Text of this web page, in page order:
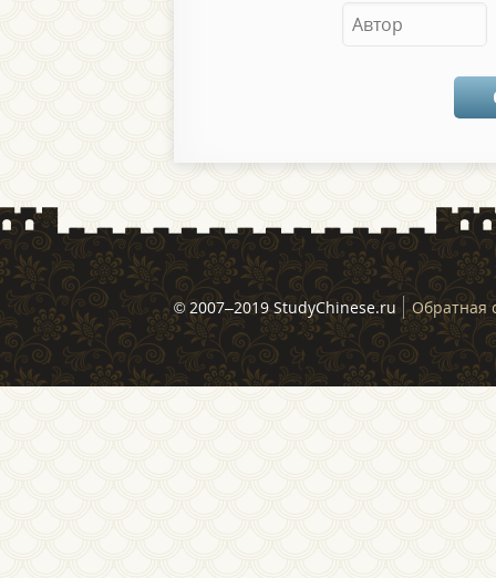
© 2007–2019 StudyChinese.ru Обратная